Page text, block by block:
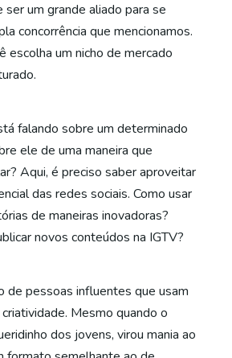
ser um grande aliado para se
concorrência que mencionamos.
escolha um nicho de mercado
falando sobre um determinado
ele de uma maneira que
Aqui, é preciso saber aproveitar
das redes sociais. Como usar
de maneiras inovadoras?
novos conteúdos na IGTV?
de pessoas influentes que usam
Mesmo quando o
dos jovens, virou mania ao